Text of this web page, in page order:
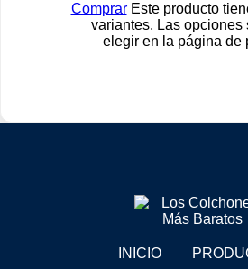
Comprar Este producto
variantes. Las opciones
elegir en la página de
INICIO